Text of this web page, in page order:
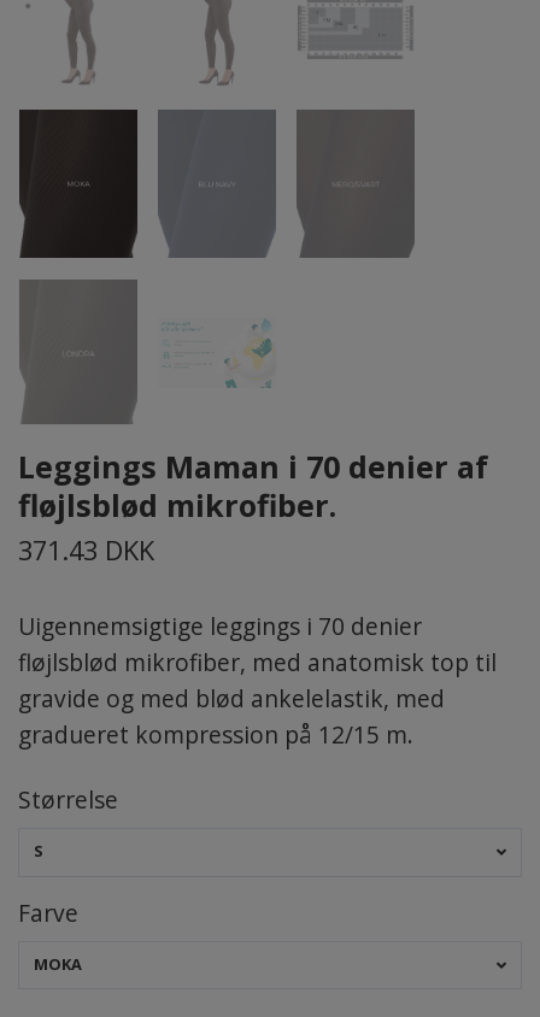
Leggings Maman i 70 denier af
fløjlsblød mikrofiber.
371.43 DKK
Uigennemsigtige leggings i 70 denier
fløjlsblød mikrofiber, med anatomisk top til
gravide og med blød ankelelastik, med
gradueret kompression på 12/15 m.
Størrelse
S
Farve
MOKA